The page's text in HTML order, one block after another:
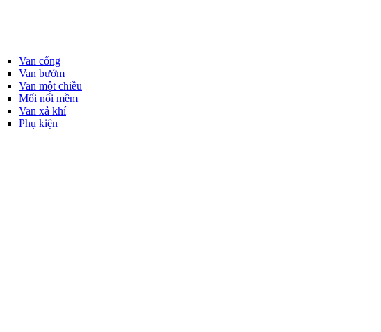
Van cổng
Van bướm
Van một chiều
Mối nối mềm
Van xả khí
Phụ kiện